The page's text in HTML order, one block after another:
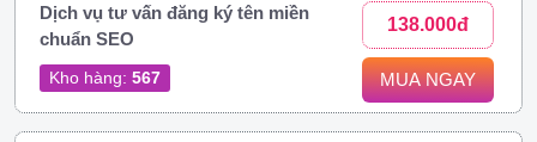
Dịch vụ tư vấn đăng ký tên miền
chuẩn SEO
Kho hàng: 567
138.000đ
MUA NGAY